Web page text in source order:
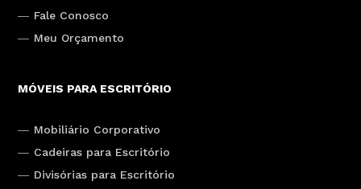
Fale Conosco
Meu Orçamento
MÓVEIS PARA ESCRITÓRIO
Mobiliário Corporativo
Cadeiras para Escritório
Divisórias para Escritório